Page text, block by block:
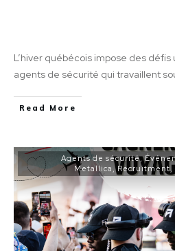
L’hiver québécois impose des
agents de sécurité qui travaillent
Read More
Agents de sécurité,
Metallica , Recruitment,